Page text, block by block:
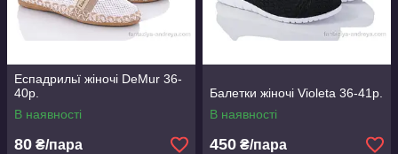
Еспадрильї жіночі DeMur 36-
40р.
В наявності
80 ₴/пара
Балетки жіночі Violeta 36-41р.
В наявності
450 ₴/пара